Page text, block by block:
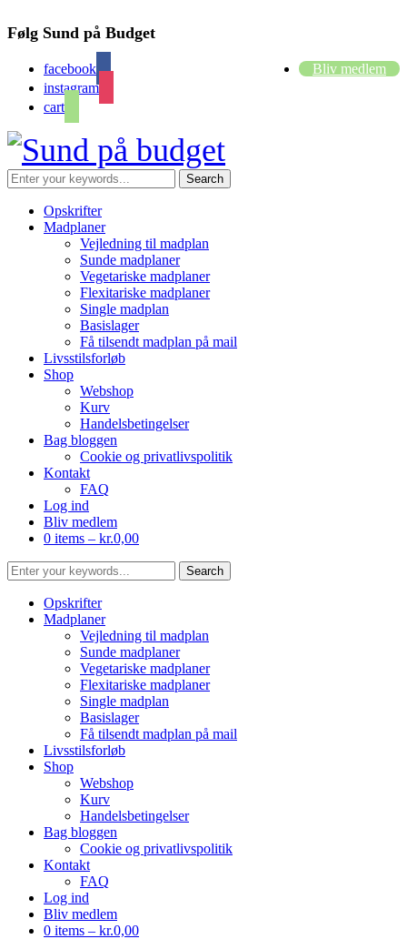
Følg Sund på Budget
facebook
instagram
cart
Bliv medlem
Opskrifter
Madplaner
Vejledning til madplan
Sunde madplaner
Vegetariske madplaner
Flexitariske madplaner
Single madplan
Basislager
Få tilsendt madplan på mail
Livsstilsforløb
Shop
Webshop
Kurv
Handelsbetingelser
Bag bloggen
Cookie og privatlivspolitik
Kontakt
FAQ
Log ind
Bliv medlem
0 items – kr.0,00
Opskrifter
Madplaner
Vejledning til madplan
Sunde madplaner
Vegetariske madplaner
Flexitariske madplaner
Single madplan
Basislager
Få tilsendt madplan på mail
Livsstilsforløb
Shop
Webshop
Kurv
Handelsbetingelser
Bag bloggen
Cookie og privatlivspolitik
Kontakt
FAQ
Log ind
Bliv medlem
0 items – kr.0,00